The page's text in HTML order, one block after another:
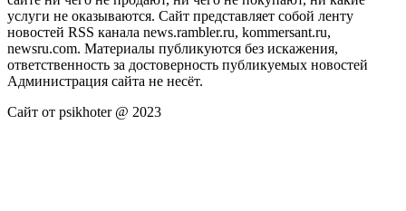
услуги не оказываются. Сайт представляет собой ленту
новостей RSS канала news.rambler.ru, kommersant.ru,
newsru.com. Материалы публикуются без искажения,
ответственность за достоверность публикуемых новостей
Администрация сайта не несёт.
Сайт от psikhoter @ 2023